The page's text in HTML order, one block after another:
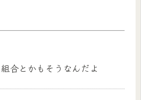
合とかもそうなんだよ